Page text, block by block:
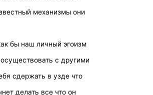
механизмы они
бы наш личный эгоизм
с другими
сдержать в узде что
делать все что он